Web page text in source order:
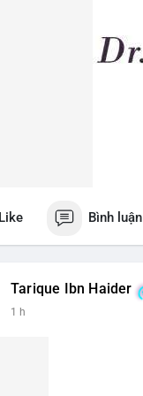
Like Bình luận
Tarique Ibn Haider
1 h